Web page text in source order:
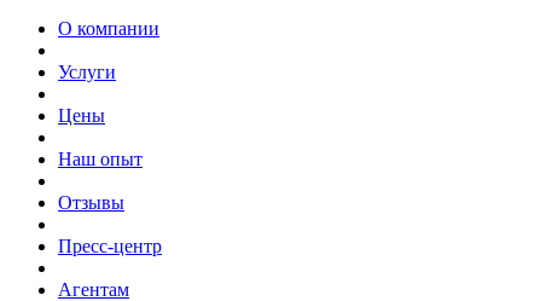
О компании
Услуги
Цены
Наш опыт
Отзывы
Пресс-центр
Агентам